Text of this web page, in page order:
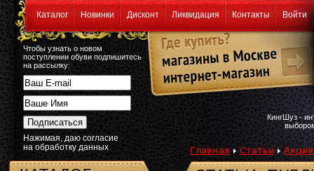
Каталог Новинки Дисконт Ликвидация Контакты Войти
Чтобы узнать о новом
поступлении обуви подпишитесь
на рассылку:
Нажимая, даю согласие
на обработку данных
КингШуз -
Главная Статьи